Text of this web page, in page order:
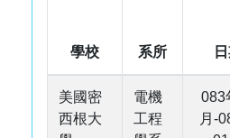
學校 系所
美國密
西根大
電機
工程
083
月-